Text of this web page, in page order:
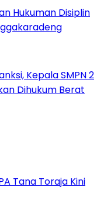
Hukuman Disiplin
Kepala SMPN 2
Dihukum Berat
Tana Toraja Kini